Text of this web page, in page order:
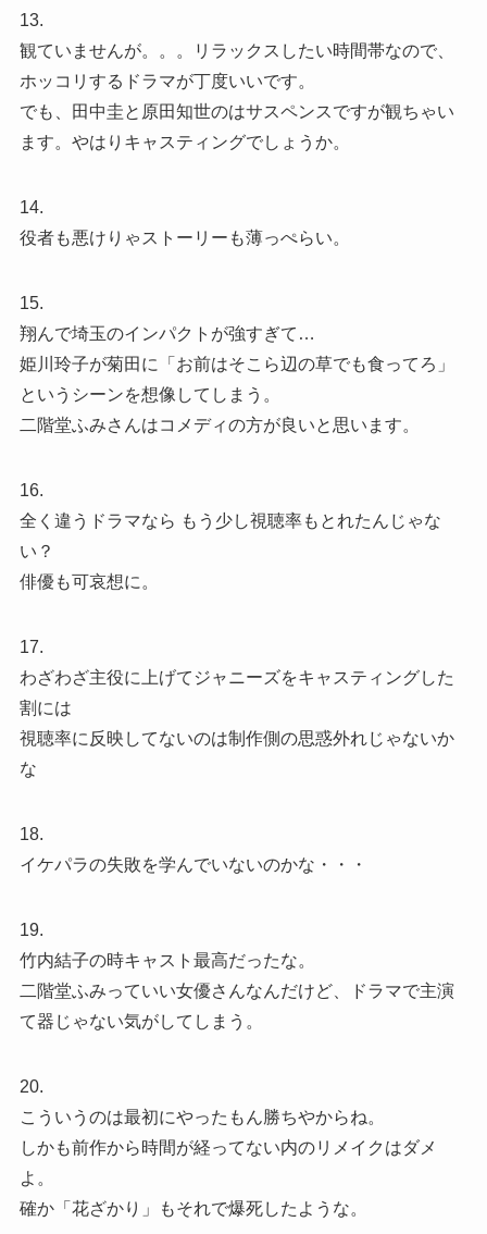
13.
観ていませんが。。。リラックスしたい時間帯なので、
ホッコリするドラマが丁度いいです。
でも、田中圭と原田知世のはサスペンスですが観ちゃい
ます。やはりキャスティングでしょうか。
14.
役者も悪けりゃストーリーも薄っぺらい。
15.
翔んで埼玉のインパクトが強すぎて…
姫川玲子が菊田に「お前はそこら辺の草でも食ってろ」
というシーンを想像してしまう。
二階堂ふみさんはコメディの方が良いと思います。
16.
全く違うドラマなら もう少し視聴率もとれたんじゃな
い？
俳優も可哀想に。
17.
わざわざ主役に上げてジャニーズをキャスティングした
割には
視聴率に反映してないのは制作側の思惑外れじゃないか
な
18.
イケパラの失敗を学んでいないのかな・・・
19.
竹内結子の時キャスト最高だったな。
二階堂ふみっていい女優さんなんだけど、ドラマで主演
て器じゃない気がしてしまう。
20.
こういうのは最初にやったもん勝ちやからね。
しかも前作から時間が経ってない内のリメイクはダメ
よ。
確か「花ざかり」もそれで爆死したような。